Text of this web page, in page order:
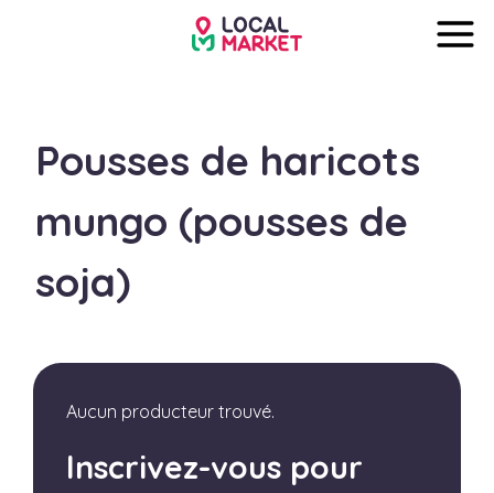
Pousses de haricots
mungo (pousses de
soja)
Aucun producteur trouvé.
Inscrivez-vous pour